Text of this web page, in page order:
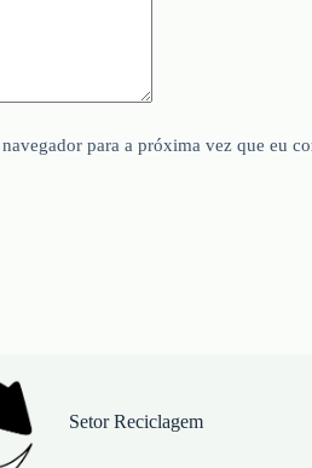
para a próxima vez que eu
Setor Reciclagem